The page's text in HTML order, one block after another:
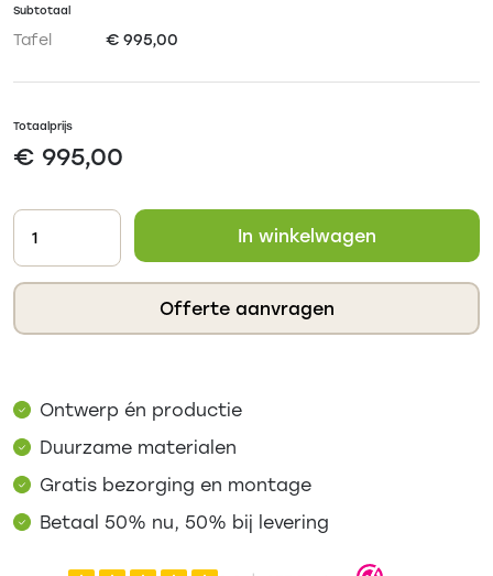
Subtotaal
Tafel € 995,00
Totaalprijs
€ 995,00
In winkelwagen
Offerte aanvragen
Ontwerp én productie
Duurzame materialen
Gratis bezorging en montage
Betaal 50% nu, 50% bij levering